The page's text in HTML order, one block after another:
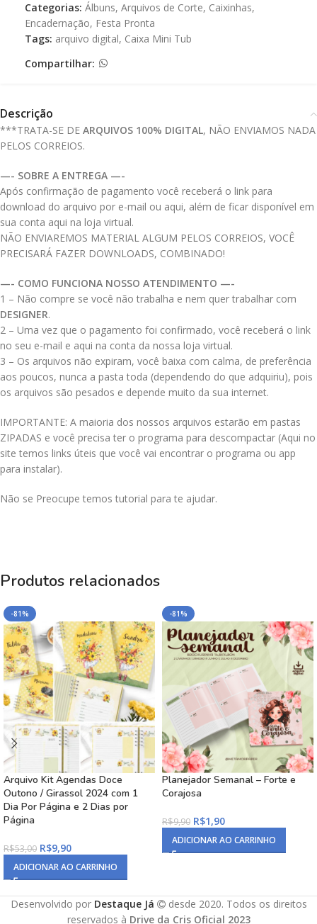
Categorias: Álbuns, Arquivos de Corte, Caixinhas,
Encadernação, Festa Pronta
Tags: arquivo digital, Caixa Mini Tub
Compartilhar:
Descrição
***TRATA-SE DE ARQUIVOS 100% DIGITAL, NÃO ENVIAMOS NADA
PELOS CORREIOS.
—- SOBRE A ENTREGA —-
Após confirmação de pagamento você receberá o link para
download do arquivo por e-mail ou aqui, além de ficar disponível em
sua conta aqui na loja virtual.
NÃO ENVIAREMOS MATERIAL ALGUM PELOS CORREIOS, VOCÊ
PRECISARÁ FAZER DOWNLOADS, COMBINADO!
—- COMO FUNCIONA NOSSO ATENDIMENTO —-
1 – Não compre se você não trabalha e nem quer trabalhar com
DESIGNER.
2 – Uma vez que o pagamento foi confirmado, você receberá o link
no seu e-mail e aqui na conta da nossa loja virtual.
3 – Os arquivos não expiram, você baixa com calma, de preferência
aos poucos, nunca a pasta toda (dependendo do que adquiriu), pois
os arquivos são pesados e depende muito da sua internet.
IMPORTANTE: A maioria dos nossos arquivos estarão em pastas
ZIPADAS e você precisa ter o programa para descompactar (Aqui no
site temos links úteis que você vai encontrar o programa ou app
para instalar).
Não se Preocupe temos tutorial para te ajudar.
Produtos relacionados
-81%
Arquivo Kit Agendas Doce
Outono / Girassol 2024 com 1
Dia Por Página e 2 Dias por
Página
R$53,00 R$9,90
ADICIONAR AO CARRINHO
-81%
Planejador Semanal – Forte e
Corajosa
R$9,90 R$1,90
ADICIONAR AO CARRINHO
Desenvolvido por Destaque Já
desde 2020. Todos os direitos
reservados à Drive da Cris Oficial 2023